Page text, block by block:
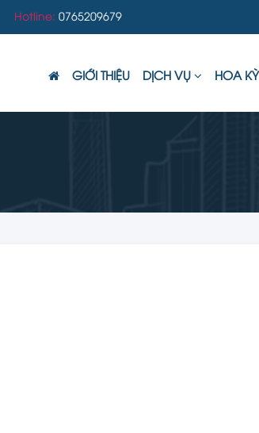
Hotline: 0765209679
GIỚI THIỆU DỊCH VỤ HOA KỲ